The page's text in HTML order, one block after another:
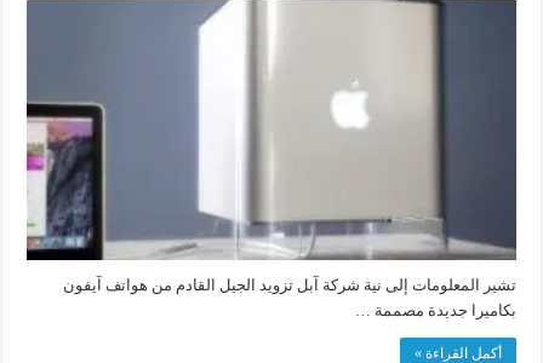
تشير المعلومات إلى نية شركة آبل تزويد الجيل القادم من هواتف آيفون
بكاميرا جديدة مصممة …
أكمل القراءة »